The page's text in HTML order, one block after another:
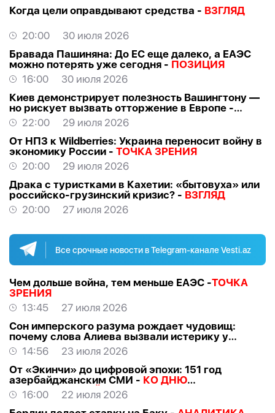
Когда цели оправдывают средства - ВЗГЛЯД
20:00
30 июля 2026
Бравада Пашиняна: До ЕС еще далеко, а ЕАЭС
можно потерять уже сегодня - ПОЗИЦИЯ
16:00
30 июля 2026
Киев демонстрирует полезность Вашингтону —
но рискует вызвать отторжение в Европе -
ВЗГЛЯД
22:00
29 июля 2026
От НПЗ к Wildberries: Украина переносит войну в
экономику России - ТОЧКА ЗРЕНИЯ
20:00
29 июля 2026
Драка с туристками в Кахетии: «бытовуха» или
российско-грузинский кризис? - ВЗГЛЯД
20:00
27 июля 2026
Все срочные новости в Telegram-канале Vesti.az
Чем дольше война, тем меньше ЕАЭС -ТОЧКА
ЗРЕНИЯ
13:45
27 июля 2026
Сон имперского разума рождает чудовищ:
почему слова Алиева вызвали истерику у
российских «патриотов» -
14:56
23 июля 2026
От «Экинчи» до цифровой эпохи: 151 год
азербайджанским СМИ - КО ДНЮ
НАЦИОНАЛЬНОЙ ПРЕССЫ
16:00
22 июля 2026